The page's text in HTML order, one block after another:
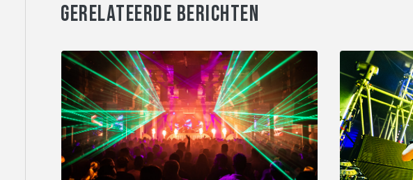
GERELATEERDE BERICHTEN